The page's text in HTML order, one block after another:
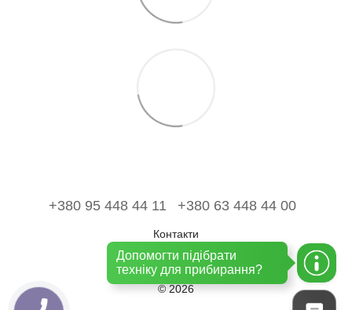
+380 95 448 44 11 +380 63 448 44 00
Контакти
Повна версія сайту
© 2026
Допомогти підібрати
техніку для прибирання?